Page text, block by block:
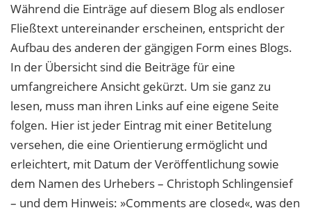
Während die Einträge auf diesem Blog als endloser
Fließtext untereinander erscheinen, entspricht der
Aufbau des anderen der gängigen Form eines Blogs.
In der Übersicht sind die Beiträge für eine
umfangreichere Ansicht gekürzt. Um sie ganz zu
lesen, muss man ihren Links auf eine eigene Seite
folgen. Hier ist jeder Eintrag mit einer Betitelung
versehen, die eine Orientierung ermöglicht und
erleichtert, mit Datum der Veröffentlichung sowie
dem Namen des Urhebers – Christoph Schlingensief
– und dem Hinweis: »Comments are closed«, was den